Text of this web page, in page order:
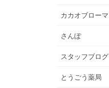
カカオブローマ
さんぽ
スタッフブログ
とうごう薬局